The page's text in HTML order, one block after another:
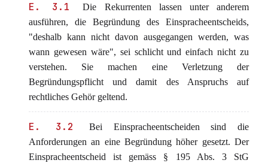
E. 3.1
Die Rekurrenten lassen unter anderem
ausführen, die Begründung des Einspracheentscheids,
"deshalb kann nicht davon ausgegangen werden, was
wann gewesen wäre", sei schlicht und einfach nicht zu
verstehen. Sie machen eine Verletzung der
Begründungspflicht und damit des Anspruchs auf
rechtliches Gehör geltend.
E. 3.2
Bei Einspracheentscheiden sind die
Anforderungen an eine Begründung höher gesetzt. Der
Einspracheentscheid ist gemäss § 195 Abs. 3 StG